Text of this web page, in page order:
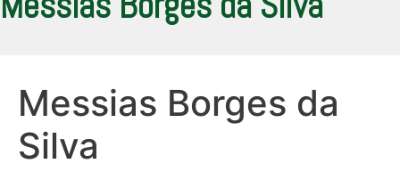
Messias Borges da
Silva